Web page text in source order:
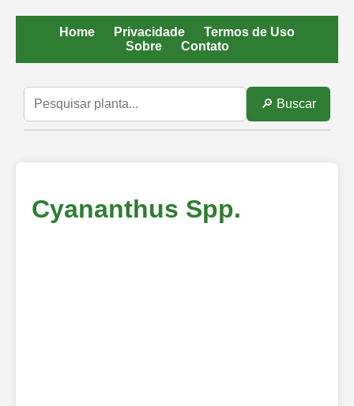
Home Privacidade
Termos de Uso
Sobre
Contato
🔎 Buscar
Cyananthus Spp.